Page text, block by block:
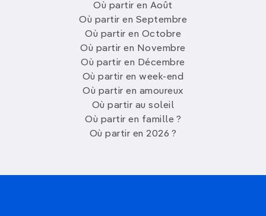
Où partir en Août
Où partir en Septembre
Où partir en Octobre
Où partir en Novembre
Où partir en Décembre
Où partir en week-end
Où partir en amoureux
Où partir au soleil
Où partir en famille ?
Où partir en 2026 ?